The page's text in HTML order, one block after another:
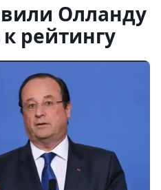
Олланду
рейтингу